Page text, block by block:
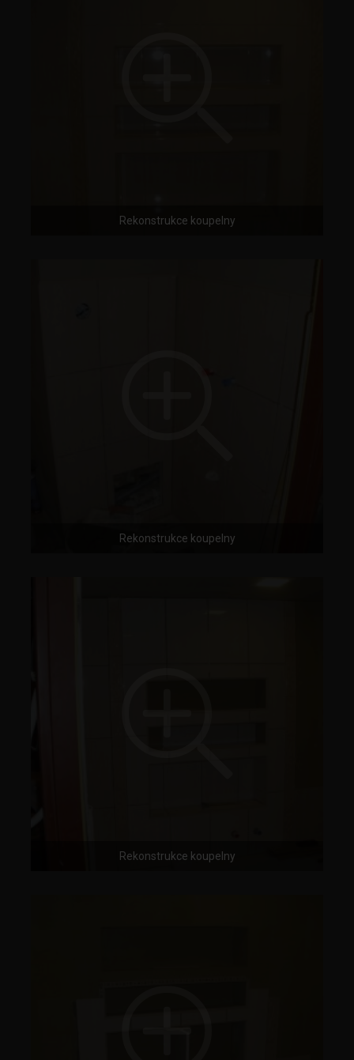
Rekonstrukce koupelny
Rekonstrukce koupelny
Rekonstrukce koupelny